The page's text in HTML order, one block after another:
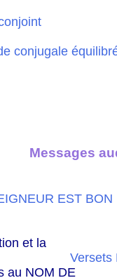
conjugale
Messages
EST BON
Versets